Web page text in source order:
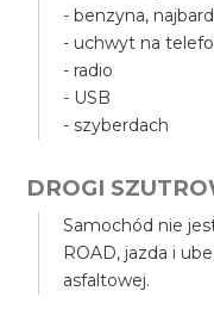
- benzyna,
- uchwyt na
- radio
- USB
- szyberdach
DROGI
Samochód nie
ROAD, jazda i
asfaltowej.